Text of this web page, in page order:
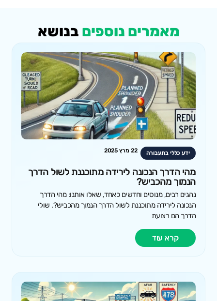
מאמרים נוספים בנושא
ידע כללי בתעבורה 22 מרץ 2025
מהי הדרך הנכונה לירידה מתוכננת לשול הדרך
הנמוך מהכביש?
נהגים רבים, מנוסים וחדשים כאחד, שאלו אותנו: מהי הדרך
הנכונה לירידה מתוכננת לשול הדרך הנמוך מהכביש?. שולי
הדרך הם רצועת
קרא עוד